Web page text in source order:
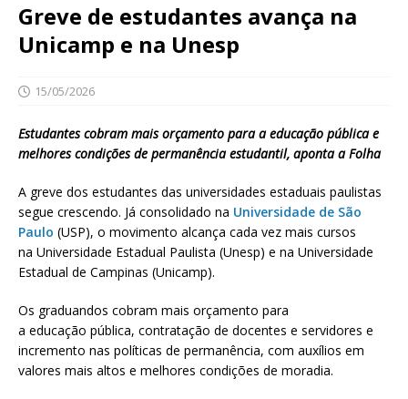
Greve de estudantes avança na
Unicamp e na Unesp
15/05/2026
Estudantes cobram mais orçamento para a educação pública e
melhores condições de permanência estudantil, aponta a Folha
A greve dos estudantes das universidades estaduais paulistas
segue crescendo. Já consolidado na Universidade de São
Paulo (USP), o movimento alcança cada vez mais cursos
na Universidade Estadual Paulista (Unesp) e na Universidade
Estadual de Campinas (Unicamp).
Os graduandos cobram mais orçamento para
a educação pública, contratação de docentes e servidores e
incremento nas políticas de permanência, com auxílios em
valores mais altos e melhores condições de moradia.